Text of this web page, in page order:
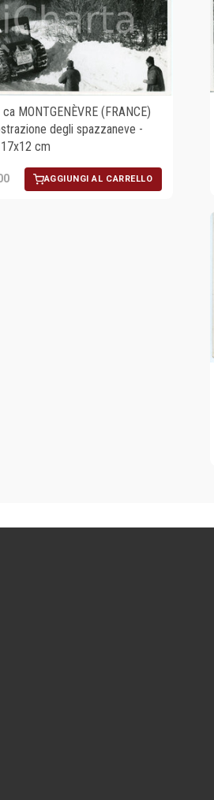
MONTGENÈVRE (FRANCE)
degli spazzaneve -
cm
AGGIUNGI AL CARRELLO